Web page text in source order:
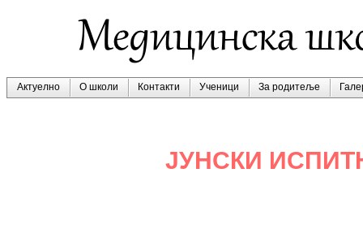
Актуелно О школи Контакти Ученици За родитеље
ЈУНСКИ